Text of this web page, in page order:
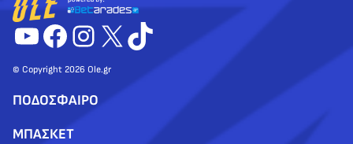
YouTube
Facebook
Instagram
X TikTok
© Copyright 2026 Ole.gr
ΠΟΔΟΣΦΑΙΡΟ
ΜΠΑΣΚΕΤ